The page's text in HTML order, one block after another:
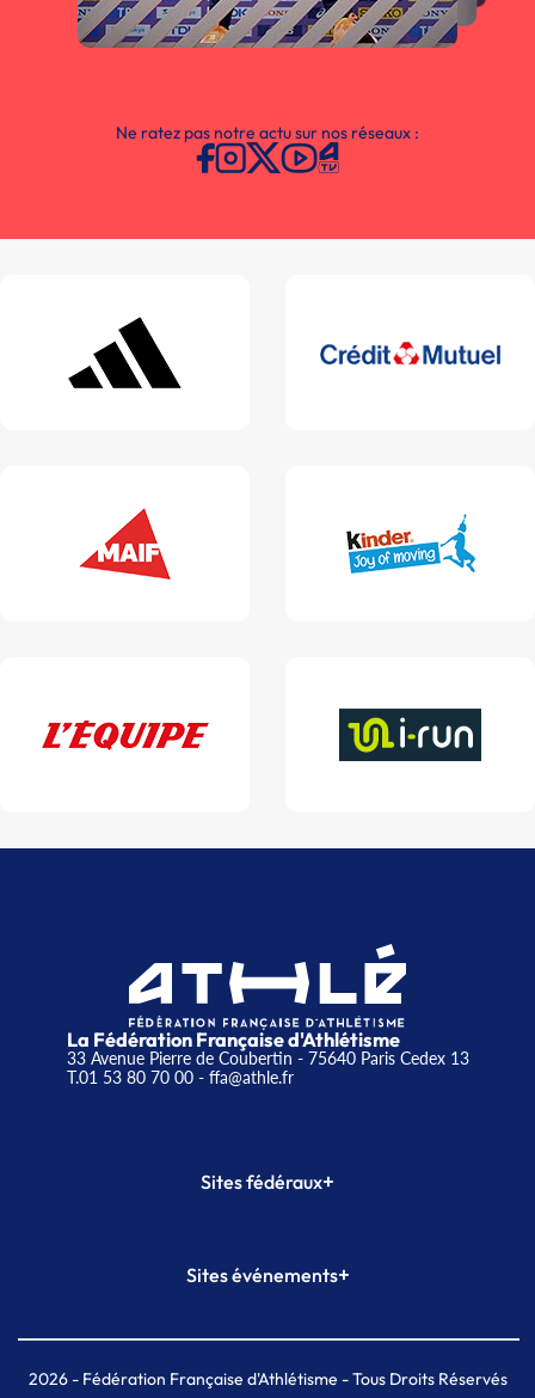
Ne ratez pas notre actu sur nos réseaux :
La Fédération Française d'Athlétisme
33 Avenue Pierre de Coubertin - 75640 Paris Cedex 13
T.01 53 80 70 00- ffa@athle.fr
Sites fédéraux+
Plateforme Formation
Sites événements+
Meeting de Paris indoor
MAIF Ekiden de Paris
2026- Fédération Française d'Athlétisme - Tous Droits Réservés